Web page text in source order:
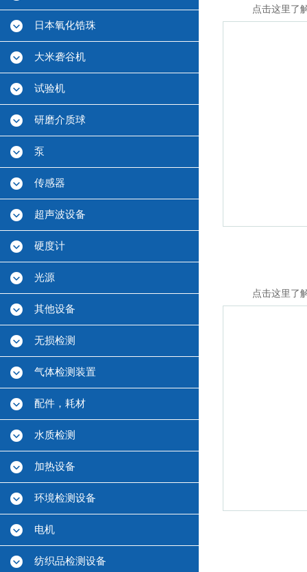
日本氧化锆珠
大米砻谷机
试验机
研磨介质球
泵
传感器
超声波设备
硬度计
光源
其他设备
无损检测
气体检测装置
配件，耗材
水质检测
加热设备
环境检测设备
电机
纺织品检测设备
点击这里了
点击这里了